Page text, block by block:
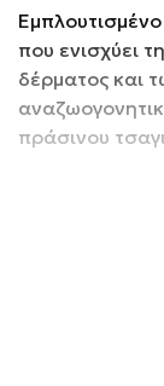
που ενισχύει
δέρματος και
πράσινου